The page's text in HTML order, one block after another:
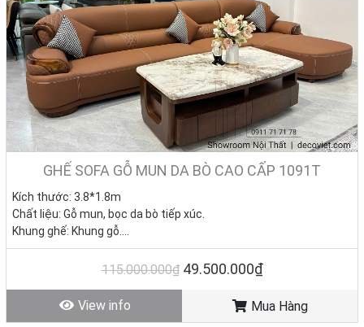
GHẾ SOFA GỖ MUN DA BÒ CAO CẤP 1091T
Kích thước: 3.8*1.8m
Chất liệu: Gỗ mun, bọc da bò tiếp xúc.
Khung ghế: Khung gỗ.
Nệm ngồi: Mút D40 cao cấp
Giá KM: 49.500.000đ(Giá gốc: 115.000.000đ) – Bàn sofa
Tình trạng: Hàng mới - Còn hàng
115.000.000₫ 49.500.000₫
View info Mua Hàng